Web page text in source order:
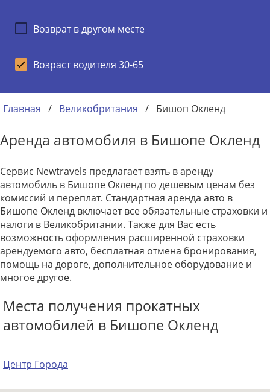
Возврат в другом месте
Возраст водителя 30-65
Главная / Великобритания / Бишоп Окленд
Аренда автомобиля в Бишопе Окленд
Сервис Newtravels предлагает взять в аренду
автомобиль в Бишопе Окленд по дешевым ценам без
комиссий и переплат. Стандартная аренда авто в
Бишопе Окленд включает все обязательные страховки и
налоги в Великобритании. Также для Вас есть
возможность оформления расширенной страховки
арендуемого авто, бесплатная отмена бронирования,
помощь на дороге, дополнительное оборудование и
многое другое.
Места получения прокатных
автомобилей в Бишопе Окленд
Центр Города